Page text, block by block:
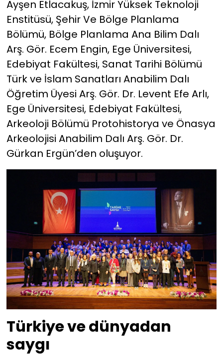
Ayşen Etlacakuş, İzmir Yüksek Teknoloji
Enstitüsü, Şehir Ve Bölge Planlama
Bölümü, Bölge Planlama Ana Bilim Dalı
Arş. Gör. Ecem Engin, Ege Üniversitesi,
Edebiyat Fakültesi, Sanat Tarihi Bölümü
Türk ve İslam Sanatları Anabilim Dalı
Öğretim Üyesi Arş. Gör. Dr. Levent Efe Arlı,
Ege Üniversitesi, Edebiyat Fakültesi,
Arkeoloji Bölümü Protohistorya ve Önasya
Arkeolojisi Anabilim Dalı Arş. Gör. Dr.
Gürkan Ergün’den oluşuyor.
Türkiye ve dünyadan
saygı